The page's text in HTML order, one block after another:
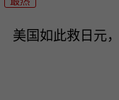
美国如此救日元